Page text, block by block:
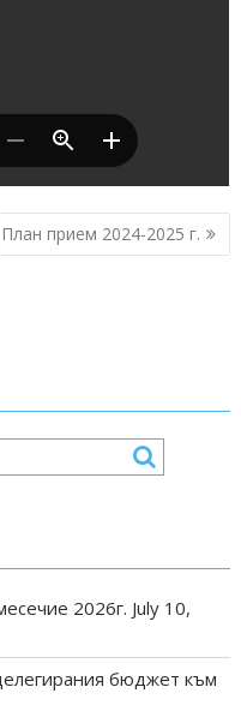
План прием 2024-2025 г.
2026г. July 10,
бюджет към